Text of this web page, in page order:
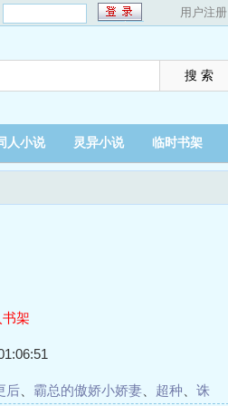
用户注册
人小说 灵异小说 临时书架
架
后 霸总的傲娇小娇妻 超种 诛